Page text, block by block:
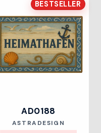
BESTSELLER
AD0188
Anbieter:
ASTRADESIGN